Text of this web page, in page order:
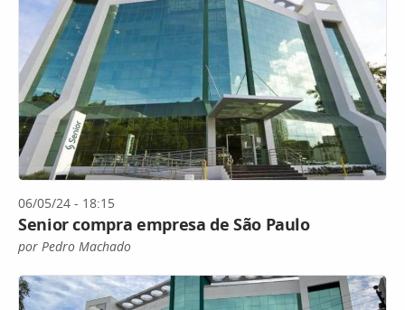
06/05/24 - 18:15
Senior compra empresa de São Paulo
por Pedro Machado